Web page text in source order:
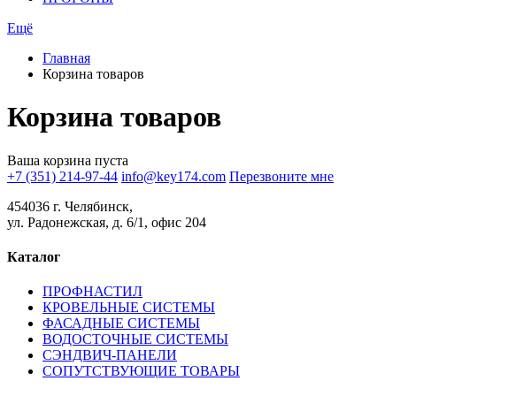
Ещё
Главная
Корзина товаров
Корзина товаров
Ваша корзина пуста
+7 (351) 214-97-44 info@key174.com Перезвоните мне
454036 г. Челябинск,
ул. Радонежская, д. 6/1, офис 204
Каталог
ПРОФНАСТИЛ
КРОВЕЛЬНЫЕ СИСТЕМЫ
ФАСАДНЫЕ СИСТЕМЫ
ВОДОСТОЧНЫЕ СИСТЕМЫ
СЭНДВИЧ-ПАНЕЛИ
СОПУТСТВУЮЩИЕ ТОВАРЫ